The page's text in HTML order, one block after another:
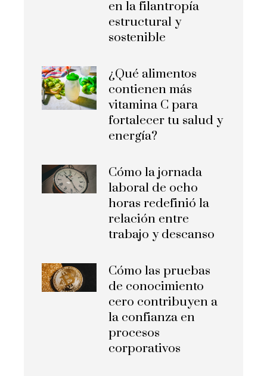
en la filantropía
estructural y
sostenible
¿Qué alimentos
contienen más
vitamina C para
fortalecer tu salud y
energía?
Cómo la jornada
laboral de ocho
horas redefinió la
relación entre
trabajo y descanso
Cómo las pruebas
de conocimiento
cero contribuyen a
la confianza en
procesos
corporativos